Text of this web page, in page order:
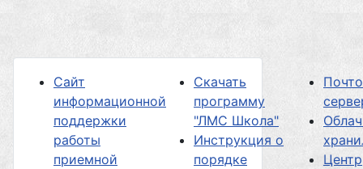
Сайт
информационной
поддержки
работы
приемной
Скачать
программу
"ЛМС Школа"
Инструкция о
порядке
Центр